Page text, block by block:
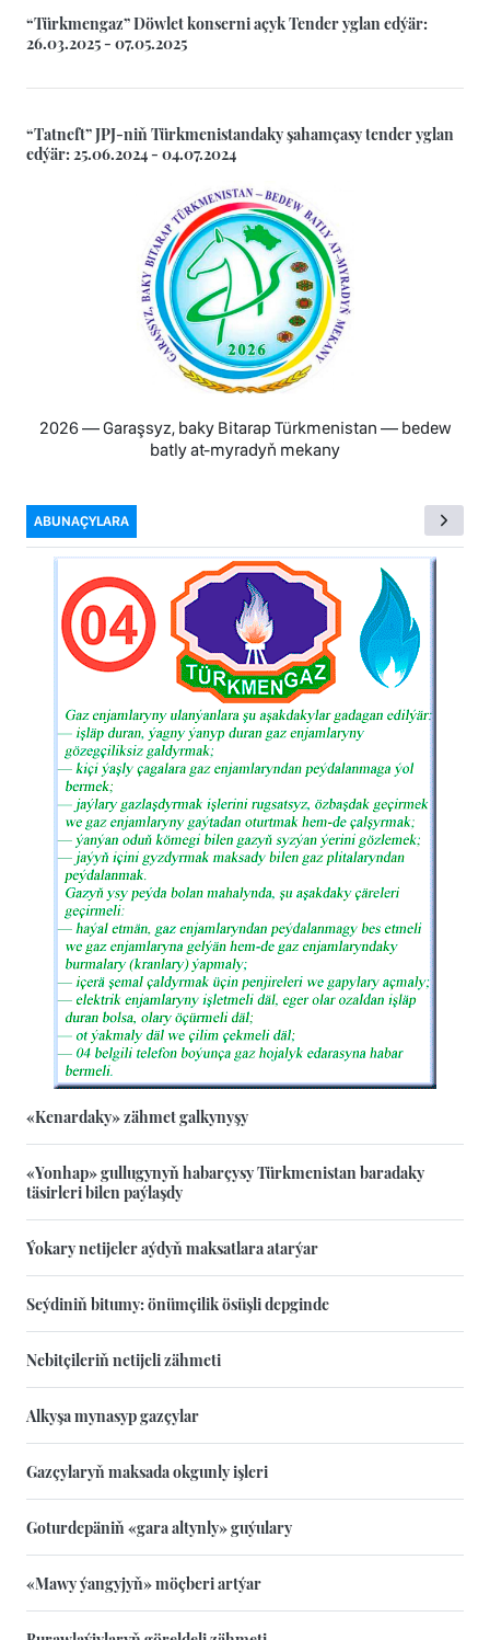
“Türkmengaz” Döwlet konserni açyk Tender yglan edýär:
26.03.2025 - 07.05.2025
“Tatneft” JPJ-niň Türkmenistandaky şahamçasy tender yglan
edýär: 25.06.2024 - 04.07.2024
2026 — Garaşsyz, baky Bitarap Türkmenistan — bedew
batly at-myradyň mekany
ABUNAÇYLARA
«Kenardaky» zähmet galkynyşy
«Yonhap» gullugynyň habarçysy Türkmenistan baradaky
täsirleri bilen paýlaşdy
Ýokary netijeler aýdyň maksatlara atarýar
Seýdiniň bitumy: önümçilik ösüşli depginde
Nebitçileriň netijeli zähmeti
Alkyşa mynasyp gazçylar
Gazçylaryň maksada okgunly işleri
Goturdepäniň «gara altynly» guýulary
«Mawy ýangyjyň» möçberi artýar